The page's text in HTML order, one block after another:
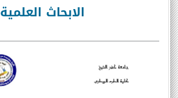
الابحاث العلمية